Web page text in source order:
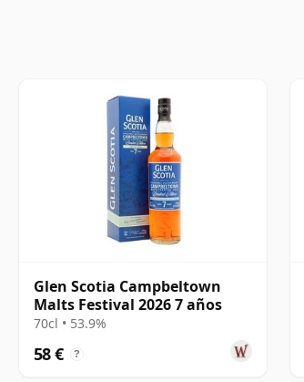
Glen Scotia Campbeltown
Malts Festival 2026 7 años
70cl • 53.9%
58 € ?